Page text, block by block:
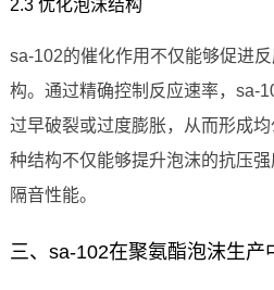
2.3 优化泡沫结构
sa-102的催化作用不仅能够促进
构。通过精确控制反应速率，sa-
过早破裂或过度膨胀，从而形成
种结构不仅能够提升泡沫的抗压强
隔音性能。
三、sa-102在聚氨酯泡沫生产